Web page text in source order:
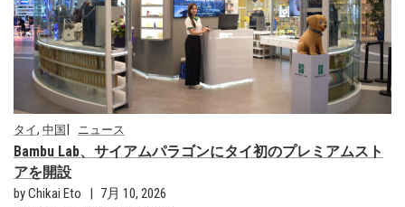
タイ, 中国 ニュース
Bambu Lab、サイアムパラゴンにタイ初のプレミアムスト
アを開設
by Chikai Eto
7月 10, 2026